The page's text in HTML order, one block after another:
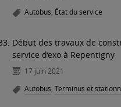
Autobus, État du service
Début des travaux de
service d’exo à Repentigny
17 juin 2021
Autobus, Terminus et